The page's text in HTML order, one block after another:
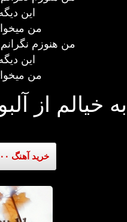
این
من
من هنوزم
این
من
به خیالم از
خرید آهنگ ۱۵۰۰۰ تومان